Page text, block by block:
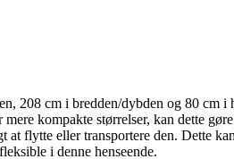
208 cm i bredden/dybden og 80
kompakte størrelser, kan dette
flytte eller transportere den. Dette
i denne henseende.